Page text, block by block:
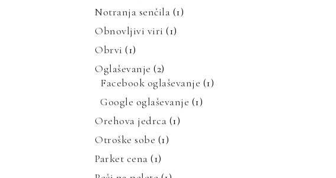
Notranja senčila (1)
Obnovljivi viri (1)
Obrvi (1)
Oglaševanje (2)
Facebook oglaševanje (1)
Google oglaševanje (1)
Orehova jedrca (1)
Otroške sobe (1)
Parket cena (1)